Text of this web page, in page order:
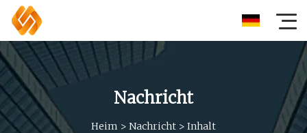
Nachricht
Heim > Nachricht > Inhalt